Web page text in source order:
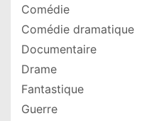
Comédie
Comédie dramatique
Documentaire
Drame
Fantastique
Guerre